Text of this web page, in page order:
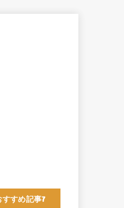
すめ記事7